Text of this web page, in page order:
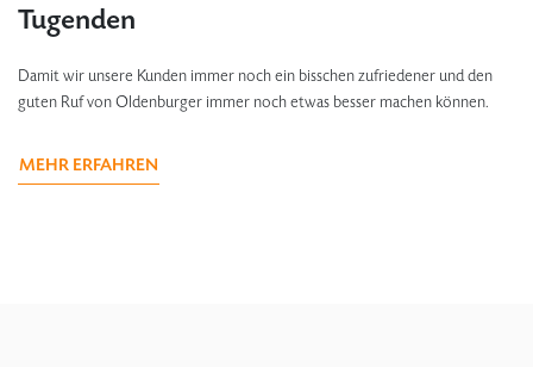
Tugenden
Damit wir unsere Kunden immer noch ein bisschen zufriedener und den
guten Ruf von Oldenburger immer noch etwas besser machen können.
MEHR ERFAHREN
Damit wir die Träume unserer Kunden realisieren können und uns Stück für
Oldenburger
Damit wir unsere Kunden immer noch ein bisschen zufriedener und den
guten Ruf von den Oldenburgern immer noch etwas besser machen zu
MEHR ERFAHREN